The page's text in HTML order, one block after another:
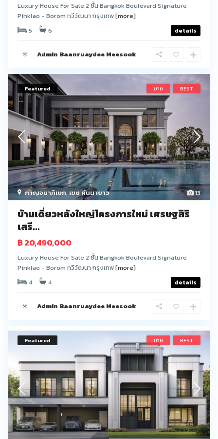
Luxury House For Sale 2 ชั้น Bangkok Boulevard Signature
Pinklao - Borom ทวีวัฒนา กรุงเทพ[more]
5
6 details
Admin Baanruaydee Meesook
13
กาญจนาภิเษก,เขต คันนายาว
Featured ขาย BEST
บ้านเดี่ยวหลังใหญ่โครงการใหม่ เศรษฐสิริ
เสรี...
฿ 20,490,000
Luxury House For Sale 2 ชั้น Bangkok Boulevard Signature
Pinklao - Borom ทวีวัฒนา กรุงเทพ[more]
4
4 details
Admin Baanruaydee Meesook
Featured ขาย BEST